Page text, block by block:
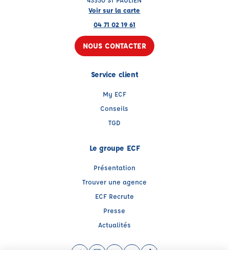
Voir sur la carte
04 71 02 19 61
NOUS CONTACTER
Service client
My ECF
Conseils
TGD
Le groupe ECF
Présentation
Trouver une agence
ECF Recrute
Presse
Actualités